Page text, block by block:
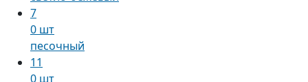
7
0 шт
песочный
11
0 шт